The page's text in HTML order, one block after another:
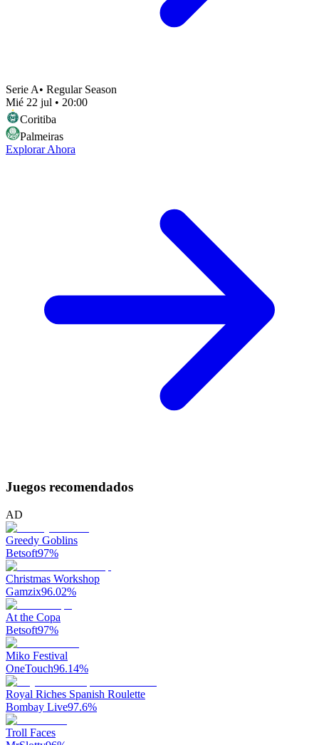
Serie A• Regular Season
Mié 22 jul • 20:00
Coritiba
Palmeiras
Explorar Ahora
Juegos recomendados
AD
Greedy Goblins
Betsoft97%
Christmas Workshop
Gamzix96.02%
At the Copa
Betsoft97%
Miko Festival
OneTouch96.14%
Royal Riches Spanish Roulette
Bombay Live97.6%
Troll Faces